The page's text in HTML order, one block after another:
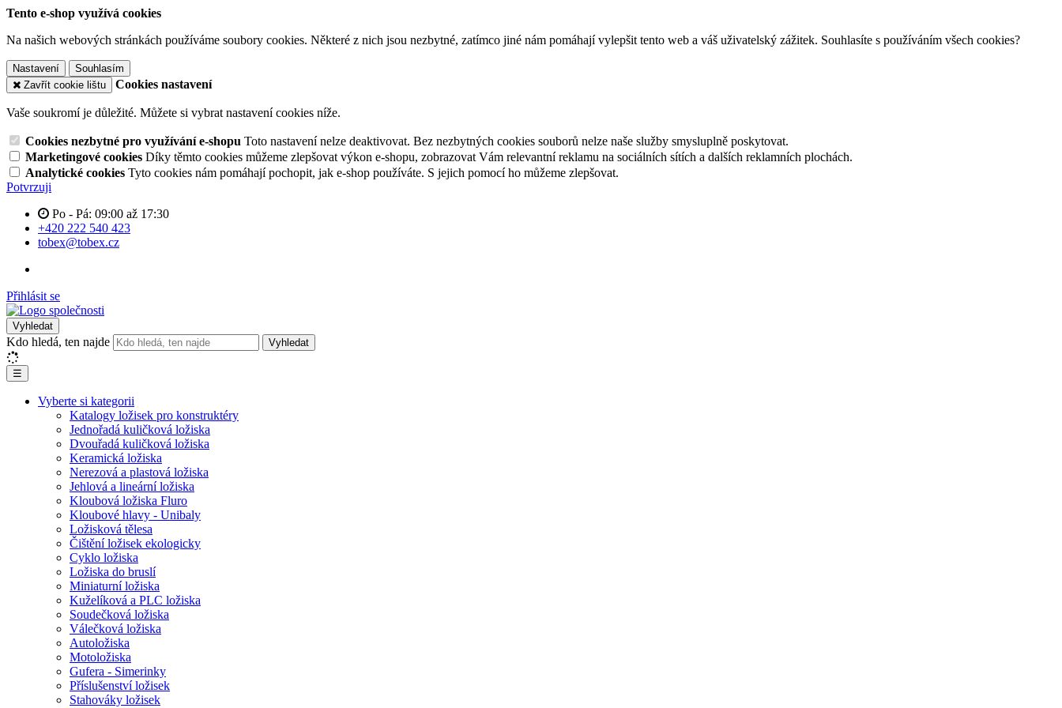
Tento e-shop využívá cookies
Na našich webových stránkách používáme soubory cookies. Některé z nich jsou nezbytné, zatímco jiné nám pomáhají vylepšit tento web a váš uživatelský zážitek. Souhlasíte s používáním všech cookies?
Nastavení
Souhlasím
Zavřít cookie lištu
Cookies nastavení
Vaše soukromí je důležité. Můžete si vybrat nastavení cookies níže.
Cookies nezbytné pro využívání e-shopu Toto nastavení nelze deaktivovat. Bez nezbytných cookies souborů nelze naše služby smysluplně poskytovat.
Marketingové cookies Díky těmto cookies můžeme zlepšovat výkon e-shopu, zobrazovat Vám relevantní reklamu na sociálních sítích a dalších reklamních plochách.
Analytické cookies Tyto cookies nám pomáhají pochopit, jak e-shop používáte. S jejich pomocí ho můžeme zlepšovat.
Potvrzuji
Po - Pá: 09:00 až 17:30
+420 222 540 423
tobex@tobex.cz
Přihlásit se
Vyhledat
Kdo hledá, ten najde Vyhledat
☰
Vyberte si kategorii
Katalogy ložisek pro konstruktéry
Jednořadá kuličková ložiska
Dvouřadá kuličková ložiska
Keramická ložiska
Nerezová a plastová ložiska
Jehlová a lineární ložiska
Kloubová ložiska Fluro
Kloubové hlavy - Unibaly
Ložisková tělesa
Čištění ložisek ekologicky
Cyklo ložiska
Ložiska do bruslí
Miniaturní ložiska
Kuželíková a PLC ložiska
Soudečková ložiska
Válečková ložiska
Autoložiska
Motoložiska
Gufera - Simerinky
Příslušenství ložisek
Stahováky ložisek